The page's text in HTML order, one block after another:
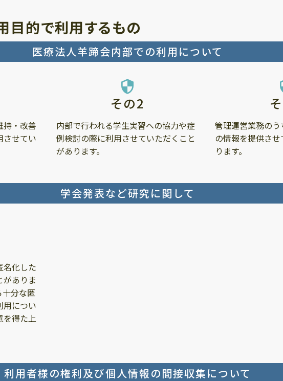
目的で利用するもの
医療法人羊蹄会内部での利用について
持・改善
させてい
security
その2
内部で行われる学生実習への協力や症
例検討の際に利用させていただくこと
があります。
管理運営業務の
の情報を提供さ
ります。
学会発表など研究に関して
名化した
がありま
十分な匿
用につい
を得た上
利用者様の権利及び個人情報の間接収集について